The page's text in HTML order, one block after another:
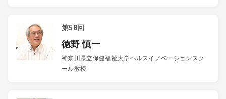
第58回
徳野 慎一
神奈川県立保健福祉大学ヘルスイノベーションスク
ール教授